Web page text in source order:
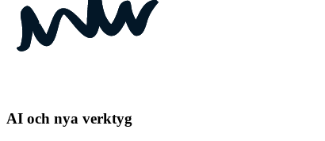
AI och nya verktyg